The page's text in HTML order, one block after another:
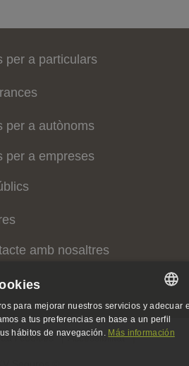
per a particulars
per a autònoms
per a empreses
amb nosaltres
i cookies Accessibilitat
SPANISH
SPANISH
para mejorar nuestros servicios y adecuar
a tus preferencias en base a un perfil
hábitos de navegación. Más información